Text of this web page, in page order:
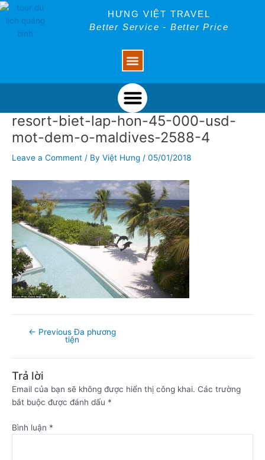
Skip
to
content
HƯNG VIỆT TRAVEL
Better Service - Better Price
Menu
resort-biet-lap-hon-45-000-usd-
mot-dem-o-maldives-2588-4
Leave a Comment / By Việt Hưng / 05/01/2018
Post
navigation
← Previous Đa phương
tiện
Trả lời
Email của bạn sẽ không được hiển thị công khai. Các trường
bắt buộc được đánh dấu *
Bình luận *